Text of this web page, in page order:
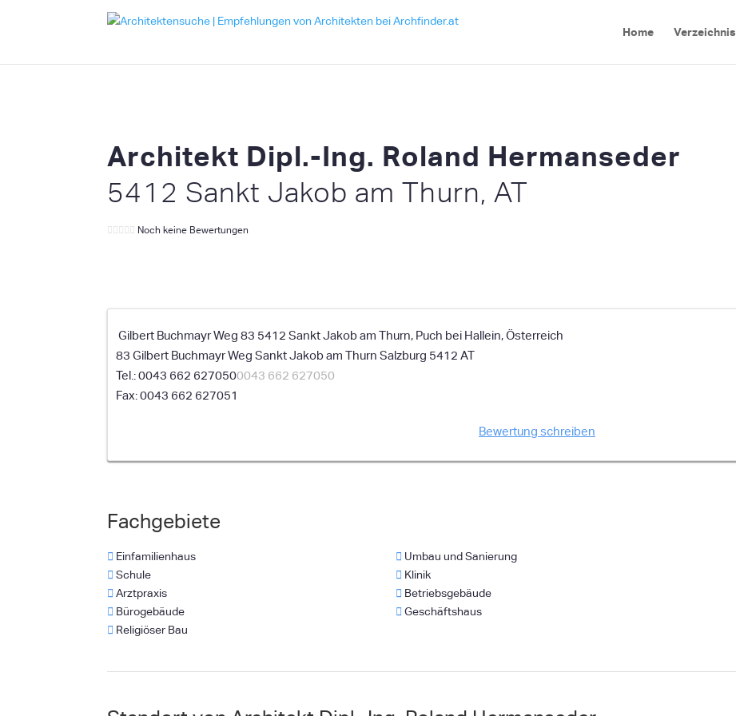
Home Verzeichnis
Architekt Dipl.-Ing. Roland Hermanseder
5412 Sankt Jakob am Thurn, AT
Noch keine Bewertungen
Gilbert Buchmayr Weg 83 5412 Sankt Jakob am Thurn, Puch bei Hallein, Österreich
83 Gilbert Buchmayr Weg Sankt Jakob am Thurn Salzburg 5412 AT
0043 662 6270500043 662 627050
0043 662 627051
Bewertung schreiben
Fachgebiete
Einfamilienhaus
Umbau und Sanierung
Schule
Klinik
Arztpraxis
Betriebsgebäude
Bürogebäude
Geschäftshaus
Religiöser Bau